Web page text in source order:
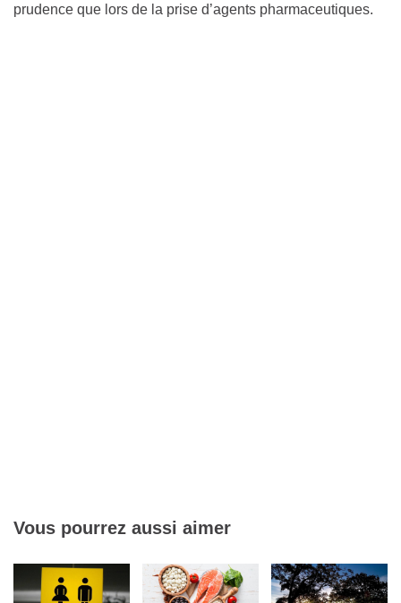
prudence que lors de la prise d’agents pharmaceutiques.
Vous pourrez aussi aimer